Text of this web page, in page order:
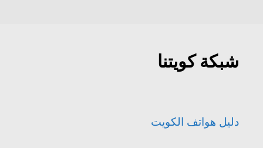
شبكة كويتنا
دليل هواتف الكويت